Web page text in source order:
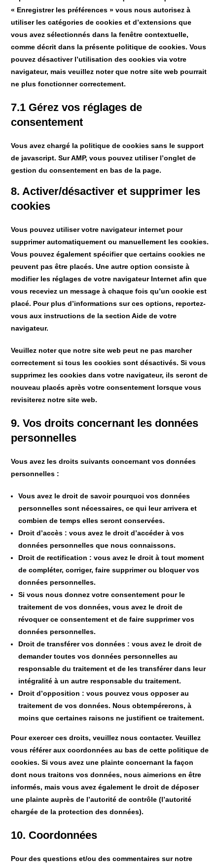
« Enregistrer les préférences » vous nous autorisez à
utiliser les catégories de cookies et d’extensions que
vous avez sélectionnés dans la fenêtre contextuelle,
comme décrit dans la présente politique de cookies. Vous
pouvez désactiver l’utilisation des cookies via votre
navigateur, mais veuillez noter que notre site web pourrait
ne plus fonctionner correctement.
7.1 Gérez vos réglages de
consentement
Vous avez chargé la politique de cookies sans le support
de javascript. Sur AMP, vous pouvez utiliser l’onglet de
gestion du consentement en bas de la page.
8. Activer/désactiver et supprimer les
cookies
Vous pouvez utiliser votre navigateur internet pour
supprimer automatiquement ou manuellement les cookies.
Vous pouvez également spécifier que certains cookies ne
peuvent pas être placés. Une autre option consiste à
modifier les réglages de votre navigateur Internet afin que
vous receviez un message à chaque fois qu’un cookie est
placé. Pour plus d’informations sur ces options, reportez-
vous aux instructions de la section Aide de votre
navigateur.
Veuillez noter que notre site web peut ne pas marcher
correctement si tous les cookies sont désactivés. Si vous
supprimez les cookies dans votre navigateur, ils seront de
nouveau placés après votre consentement lorsque vous
revisiterez notre site web.
9. Vos droits concernant les données
personnelles
Vous avez les droits suivants concernant vos données
personnelles :
Vous avez le droit de savoir pourquoi vos données
personnelles sont nécessaires, ce qui leur arrivera et
combien de temps elles seront conservées.
Droit d’accès : vous avez le droit d’accéder à vos
données personnelles que nous connaissons.
Droit de rectification : vous avez le droit à tout moment
de compléter, corriger, faire supprimer ou bloquer vos
données personnelles.
Si vous nous donnez votre consentement pour le
traitement de vos données, vous avez le droit de
révoquer ce consentement et de faire supprimer vos
données personnelles.
Droit de transférer vos données : vous avez le droit de
demander toutes vos données personnelles au
responsable du traitement et de les transférer dans leur
intégralité à un autre responsable du traitement.
Droit d’opposition : vous pouvez vous opposer au
traitement de vos données. Nous obtempérerons, à
moins que certaines raisons ne justifient ce traitement.
Pour exercer ces droits, veuillez nous contacter. Veuillez
vous référer aux coordonnées au bas de cette politique de
cookies. Si vous avez une plainte concernant la façon
dont nous traitons vos données, nous aimerions en être
informés, mais vous avez également le droit de déposer
une plainte auprès de l’autorité de contrôle (l’autorité
chargée de la protection des données).
10. Coordonnées
Pour des questions et/ou des commentaires sur notre